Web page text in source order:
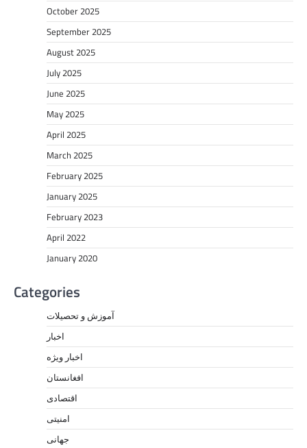
October 2025
September 2025
August 2025
July 2025
June 2025
May 2025
April 2025
March 2025
February 2025
January 2025
February 2023
April 2022
January 2020
Categories
آموزش و تحصیلات
اخبار
اخبار ویژه
افغانستان
اقتصادی
امنیتی
جهانی